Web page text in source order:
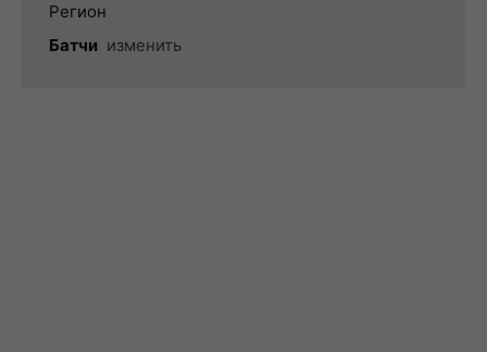
Регион
Батчи изменить